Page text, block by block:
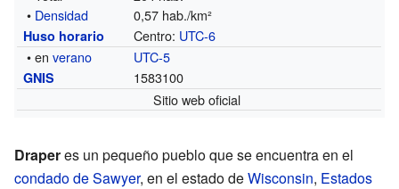
• Densidad 0,57 hab./km²
Huso horario Centro: UTC-6
• enverano UTC-5
GNIS
1583100
Sitio web oficial
Draperes un pequeño pueblo que se encuentra en el
condado de Sawyer, en el estado deWisconsin, Estados